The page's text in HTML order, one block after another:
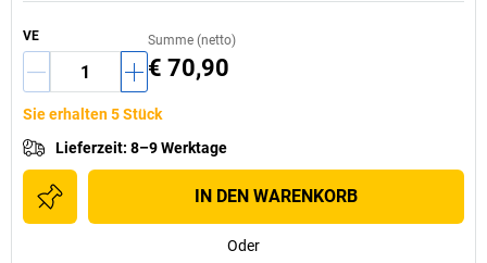
VE Summe (netto)
€ 70,90
Sie erhalten 5 Stück
Lieferzeit: 8–9 Werktage
IN DEN WARENKORB
Oder